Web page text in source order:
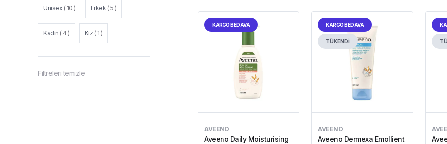
Unisex ( 10 ) Erkek ( 5 )
Kadın ( 4 ) Kız ( 1 )
Filtreleri temizle
KARGO BEDAVA
AVEENO
Aveeno Daily Moisturising
KARGO BEDAVA
TÜKENDİ
AVEENO
Aveeno Dermexa Emollient